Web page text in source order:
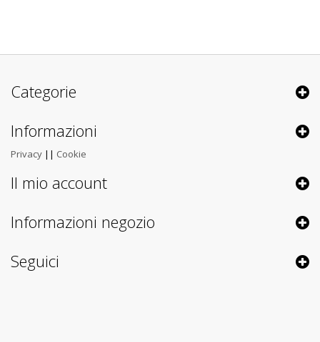
Categorie
Informazioni
Privacy || Cookie
Il mio account
Informazioni negozio
Seguici